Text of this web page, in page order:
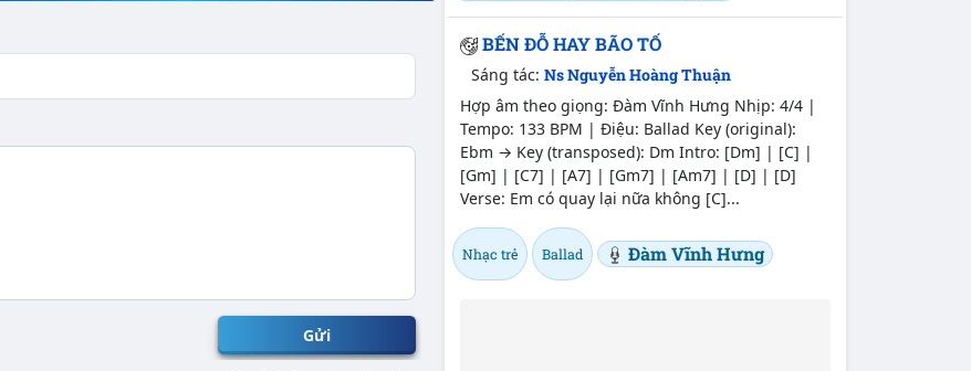
Gửi
BẾN ĐỖ HAY BÃO TỐ
Sáng tác:Ns Nguyễn Hoàng Thuận
Hợp âm theo giọng: Đàm Vĩnh Hưng Nhịp: 4/4 |
Tempo: 133 BPM | Điệu: Ballad Key (original):
Ebm → Key (transposed): Dm Intro: [Dm] | [C] |
[Gm] | [C7] | [A7] | [Gm7] | [Am7] | [D] | [D]
Verse: Em có quay lại nữa không [C]...
Nhạc trẻ Ballad Đàm Vĩnh Hưng